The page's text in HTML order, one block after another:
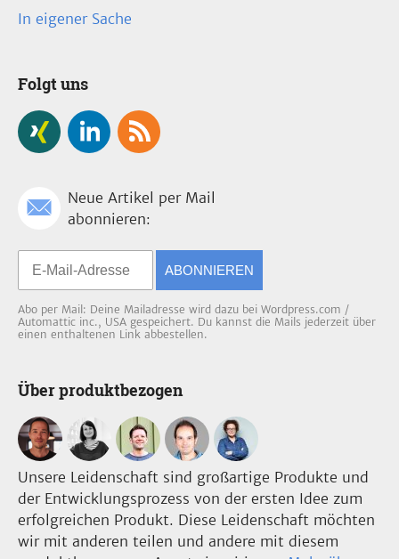
In eigener Sache
Folgt uns
Neue Artikel per Mail
abonnieren:
ABONNIEREN
Abo per Mail: Deine Mailadresse wird dazu bei Wordpress.com /
Automattic inc., USA gespeichert. Du kannst die Mails jederzeit über
einen enthaltenen Link abbestellen.
Über produktbezogen
Unsere Leidenschaft sind großartige Produkte und
der Entwicklungsprozess von der ersten Idee zum
erfolgreichen Produkt. Diese Leidenschaft möchten
wir mit anderen teilen und andere mit diesem